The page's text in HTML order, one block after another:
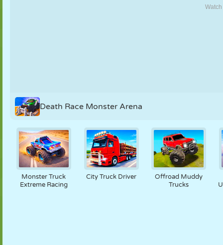
Death Race Monster Arena
Monster Truck
Extreme Racing
City Truck Driver
Offroad Muddy
Trucks